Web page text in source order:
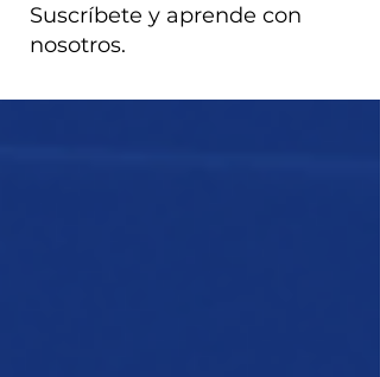
Suscríbete y aprende con
nosotros.